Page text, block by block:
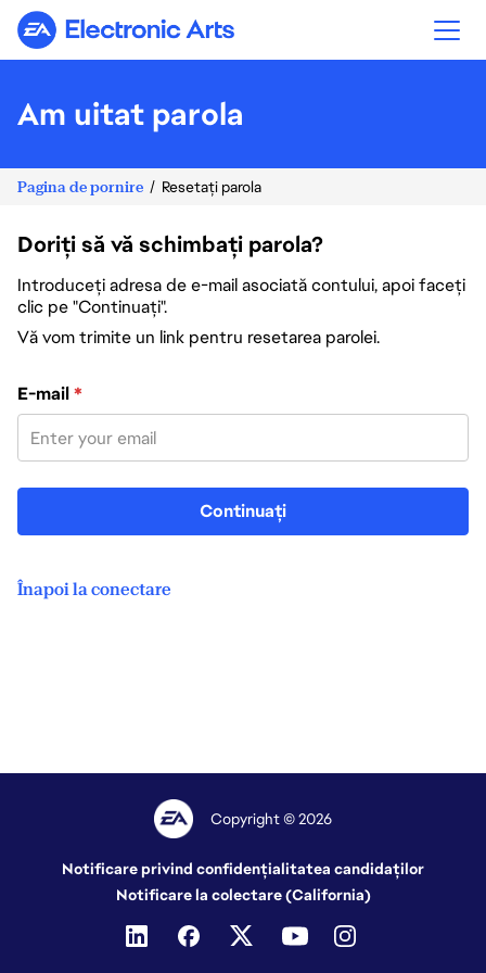
Electronic Arts
Am uitat parola
Pagina de pornire Resetați parola
Doriți să vă schimbați parola?
Introduceți adresa de e-mail asociată contului, apoi faceți
clic pe "Continuați".
Vă vom trimite un link pentru resetarea parolei.
Resetați parola cu adresa de e-mail
E-mail*
Continuați
Înapoi la conectare
Copyright © 2026
Notificare privind confidențialitatea candidaților
Notificare la colectare (California)